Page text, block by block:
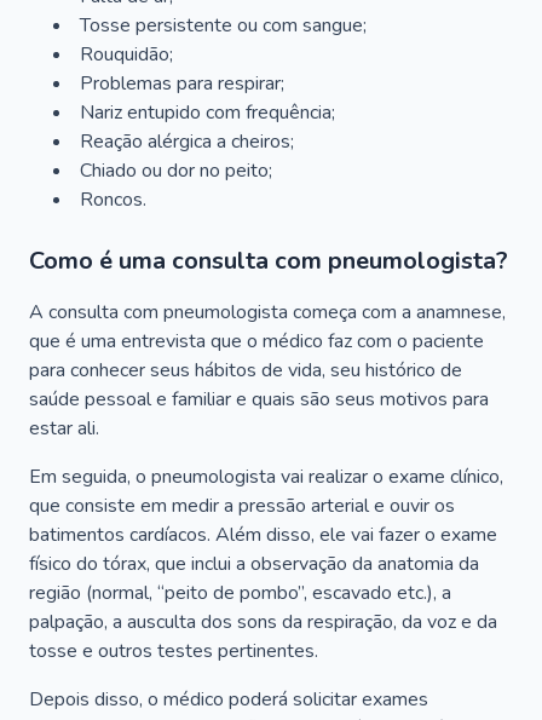
Tosse persistente ou com sangue;
Rouquidão;
Problemas para respirar;
Nariz entupido com frequência;
Reação alérgica a cheiros;
Chiado ou dor no peito;
Roncos.
Como é uma consulta com pneumologista?
A consulta com pneumologista começa com a anamnese,
que é uma entrevista que o médico faz com o paciente
para conhecer seus hábitos de vida, seu histórico de
saúde pessoal e familiar e quais são seus motivos para
estar ali.
Em seguida, o pneumologista vai realizar o exame clínico,
que consiste em medir a pressão arterial e ouvir os
batimentos cardíacos. Além disso, ele vai fazer o exame
físico do tórax, que inclui a observação da anatomia da
região (normal, “peito de pombo”, escavado etc.), a
palpação, a ausculta dos sons da respiração, da voz e da
tosse e outros testes pertinentes.
Depois disso, o médico poderá solicitar exames